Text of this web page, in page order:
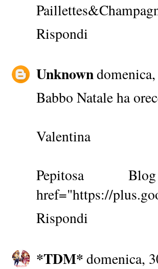
Rispondi
Unknown
Babbo Natale ha
Valentina
Pepitosa
href="https://
Rispondi
*TDM*domenica,